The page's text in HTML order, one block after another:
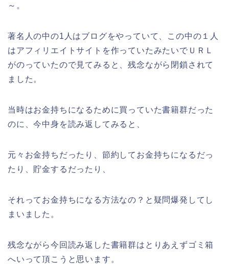
～。
著名人の中の1人はブログをやっていて、この中の１人
はアフィリエイトサイトを作っていたみたいでＵＲＬ
がのっていたので見てみると、残念ながら閉鎖されて
ました。
当時はお金持ちになるために買っていた書籍群だった
のに、今中身を読み返してみると、
元々お金持ちだったり、節約してお金持ちになるだっ
たり、貯金するだったり、
それってお金持ちになる方法なの？と疑問爆発してし
まいました。
残念ながら今回読み返した書籍群はとりあえずゴミ箱
へいって頂こうと思います。